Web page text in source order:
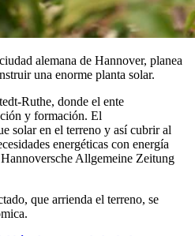
alemana de Hannover, planea
una enorme planta solar.
Ruthe, donde el ente
y formación. El
solar en el terreno y así cubrir al
energéticas con energía
Allgemeine Zeitung
que arrienda el terreno, se